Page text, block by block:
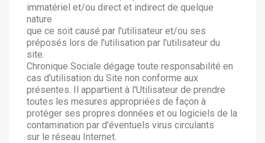
immatériel et/ou direct et indirect de quelque
nature
que ce soit causé par l'utilisateur et/ou ses
préposés lors de l'utilisation par l'utilisateur du
site.
Chronique Sociale dégage toute responsabilité en
cas d'utilisation du Site non conforme aux
présentes. Il appartient à l'Utilisateur de prendre
toutes les mesures appropriées de façon à
protéger ses propres données et ou logiciels de la
contamination par d'éventuels virus circulants
sur le réseau Internet.